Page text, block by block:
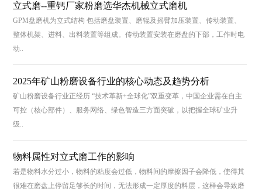
立式磨--重钙厂家粉磨选华杰机械立式磨机
GPM盘磨机为立式结构 包括磨盘装置、磨辊及摇臂加压装置、传动装置、
整体机架、进料、出料装置等组成。传动装置安装在磨盘的下部，工作时电
动..
2025年矿山粉磨设备行业的核心动态及趋势分析
矿山粉磨设备行业正经历 “技术革新+全球化”双重变革，中国企业需在自主
可控（核心部件）、服务网络、绿色智造三方面突破，以把握全球矿业升
级..
物料属性对立式磨工作的影响
若是物料水分过小，物料的粘度会过低，物料间的摩擦因子会降低，使得其
很难在磨盘上停留足够长的时间，无法形成一定厚度的料层，这样会导致磨